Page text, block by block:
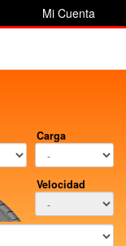
Mi Cuenta
Carga
Velocidad